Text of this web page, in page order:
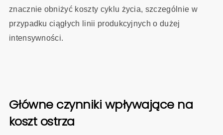
znacznie obniżyć koszty cyklu życia, szczególnie w
przypadku ciągłych linii produkcyjnych o dużej
intensywności.
Główne czynniki wpływające na
koszt ostrza